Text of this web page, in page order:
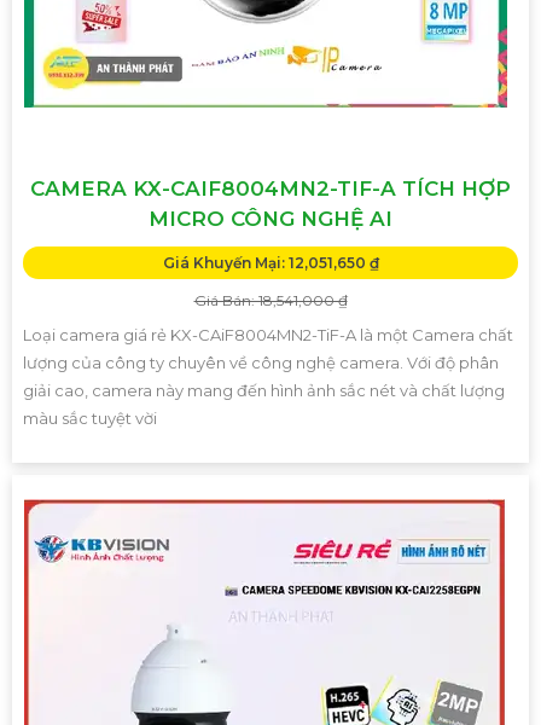
CAMERA KX-CAIF8004MN2-TIF-A TÍCH HỢP
MICRO CÔNG NGHỆ AI
Giá Khuyến Mại: 12,051,650 ₫
Giá Bán: 18,541,000 ₫
Loại camera giá rẻ KX-CAiF8004MN2-TiF-A là một Camera chất
lượng của công ty chuyên về công nghệ camera. Với độ phân
giải cao, camera này mang đến hình ảnh sắc nét và chất lượng
màu sắc tuyệt vời